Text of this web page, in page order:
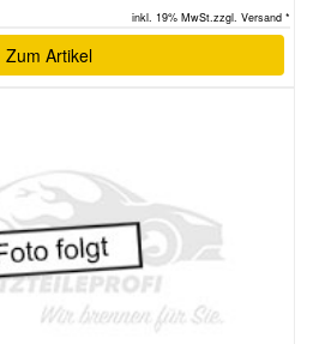
inkl. 19% MwSt.zzgl. Versand *
Zum Artikel